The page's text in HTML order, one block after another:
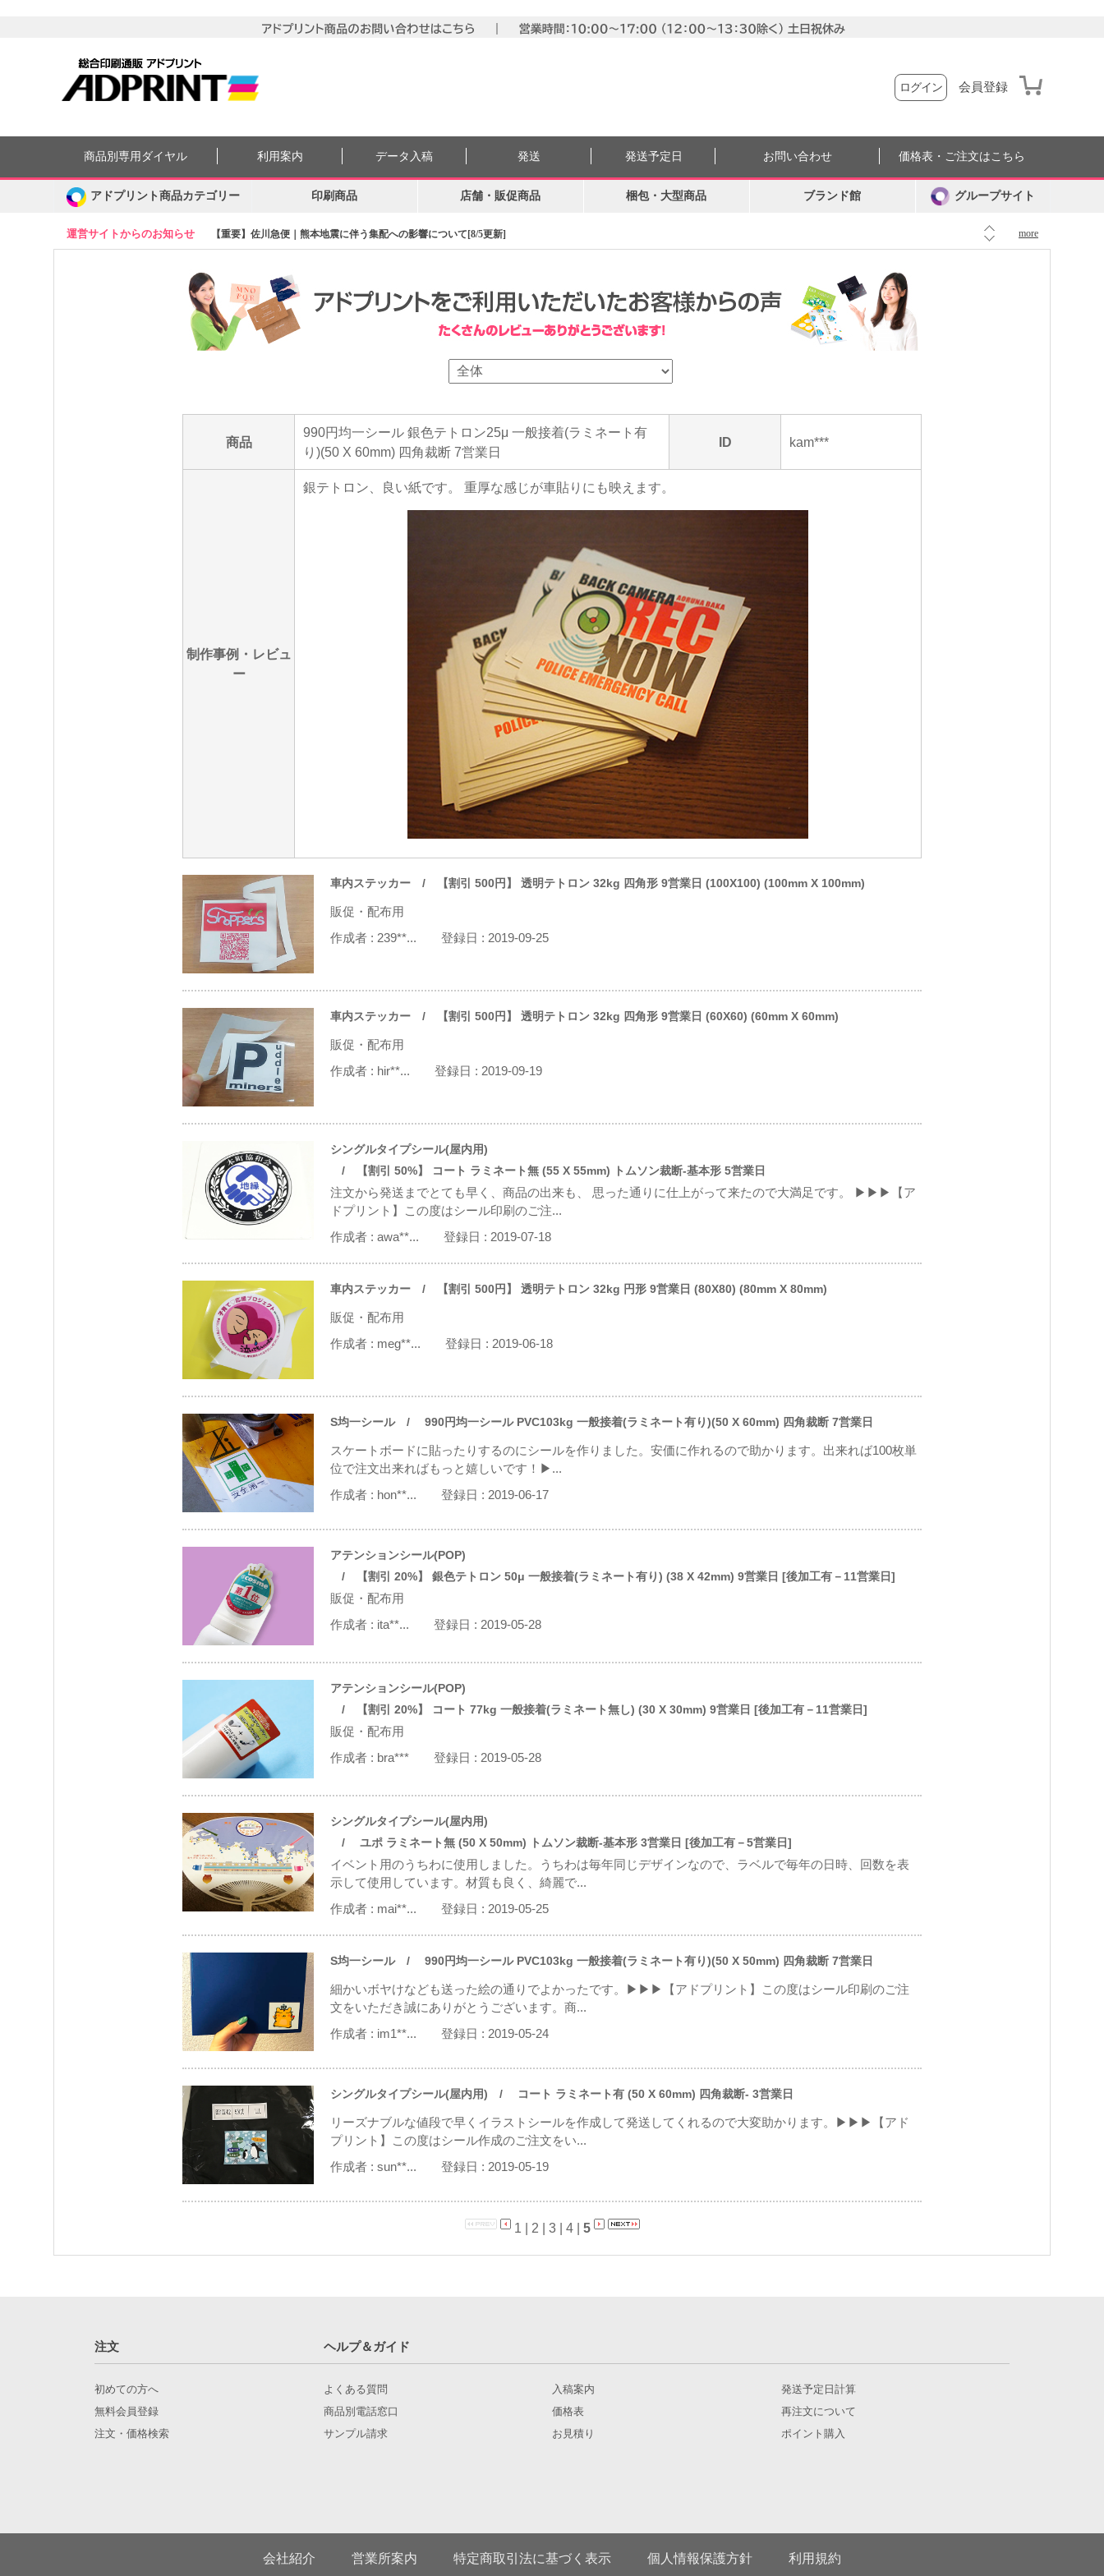
ログイン 会員登録
運営サイトからのお知らせ 【重要】佐川急便｜熊本地震に伴う集配への影響について[8/5更新] more
商品別専用ダイヤル 利用案内 データ入稿 発送 発送予定日 お問い合わせ 価格表・ご注文はこちら
アドプリント商品カテゴリー 印刷商品 店舗・販促商品 梱包・大型商品 ブランド館 グループサイト
商品
990円均一シール 銀色テトロン25μ 一般接着(ラミネート有
り)(50 X 60mm) 四角裁断 7営業日
ID kam***
制作事例・レビュ
ー
銀テトロン、良い紙です。 重厚な感じが車貼りにも映えます。
車内ステッカー / 【割引 500円】 透明テトロン 32kg 四角形 9営業日 (100X100) (100mm X 100mm)
販促・配布用
作成者 : 239**... 登録日 : 2019-09-25
車内ステッカー / 【割引 500円】 透明テトロン 32kg 四角形 9営業日 (60X60) (60mm X 60mm)
販促・配布用
作成者 : hir**... 登録日 : 2019-09-19
シングルタイプシール(屋内用)
/ 【割引 50%】 コート ラミネート無 (55 X 55mm) トムソン裁断-基本形 5営業日
注文から発送までとても早く、商品の出来も、 思った通りに仕上がって来たので大満足です。 ▶▶▶【ア
ドプリント】この度はシール印刷のご注...
作成者 : awa**... 登録日 : 2019-07-18
車内ステッカー / 【割引 500円】 透明テトロン 32kg 円形 9営業日 (80X80) (80mm X 80mm)
販促・配布用
作成者 : meg**... 登録日 : 2019-06-18
S均一シール/ 990円均一シール PVC103kg 一般接着(ラミネート有り)(50 X 60mm) 四角裁断 7営業日
スケートボードに貼ったりするのにシールを作りました。安価に作れるので助かります。出来れば100枚単
位で注文出来ればもっと嬉しいです！▶...
作成者 : hon**... 登録日 : 2019-06-17
アテンションシール(POP)
/ 【割引 20%】 銀色テトロン 50μ 一般接着(ラミネート有り) (38 X 42mm) 9営業日 [後加工有－11営業日]
販促・配布用
作成者 : ita**... 登録日 : 2019-05-28
アテンションシール(POP)
/ 【割引 20%】 コート 77kg 一般接着(ラミネート無し) (30 X 30mm) 9営業日 [後加工有－11営業日]
販促・配布用
作成者 : bra*** 登録日 : 2019-05-28
シングルタイプシール(屋内用)
/ ユポ ラミネート無 (50 X 50mm) トムソン裁断-基本形 3営業日 [後加工有－5営業日]
イベント用のうちわに使用しました。うちわは毎年同じデザインなので、ラベルで毎年の日時、回数を表
示して使用しています。材質も良く、綺麗で...
作成者 : mai**... 登録日 : 2019-05-25
S均一シール/ 990円均一シール PVC103kg 一般接着(ラミネート有り)(50 X 50mm) 四角裁断 7営業日
細かいボヤけなども送った絵の通りでよかったです。▶▶▶【アドプリント】この度はシール印刷のご注
文をいただき誠にありがとうございます。商...
作成者 : im1**... 登録日 : 2019-05-24
シングルタイプシール(屋内用) / コート ラミネート有 (50 X 60mm) 四角裁断- 3営業日
リーズナブルな値段で早くイラストシールを作成して発送してくれるので大変助かります。▶▶▶【アド
プリント】この度はシール作成のご注文をい...
作成者 : sun**... 登録日 : 2019-05-19
1 2 3| 4| 5
注文 ヘルプ＆ガイド
初めての方へ
無料会員登録
注文・価格検索
よくある質問
商品別電話窓口
サンプル請求
入稿案内
価格表
お見積り
発送予定日計算
再注文について
ポイント購入
会社紹介 営業所案内 特定商取引法に基づく表示 個人情報保護方針 利用規約